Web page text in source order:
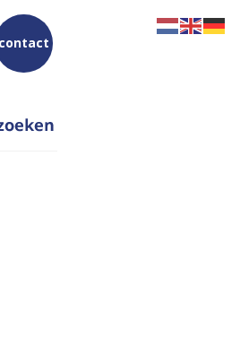
contact